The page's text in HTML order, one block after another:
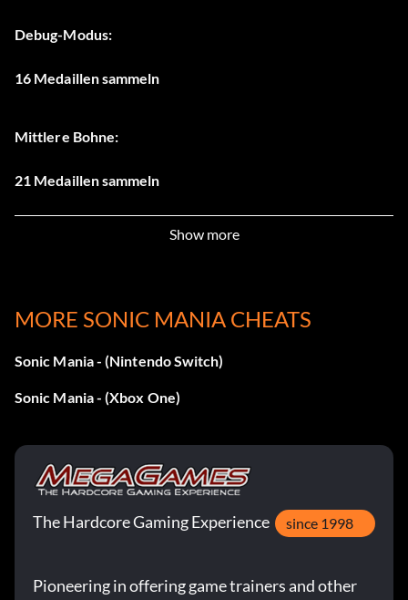
Debug-Modus:
16 Medaillen sammeln
Mittlere Bohne:
21 Medaillen sammeln
Einfache Trophäe "König der Geschwindigkeit":
Wenn Sie den Bosskampf in der Stardust Speedway Zone
- Akt 2 in weniger als 1 Minute erreichen, erhalten Sie die
Trophäe "König der Geschwindigkeit".
Schalte Super Sonic frei:
Show more
MORE SONIC MANIA CHEATS
Sonic Mania - (Nintendo Switch)
Sonic Mania - (Xbox One)
The Hardcore Gaming Experience since 1998
Pioneering in offering game trainers and other